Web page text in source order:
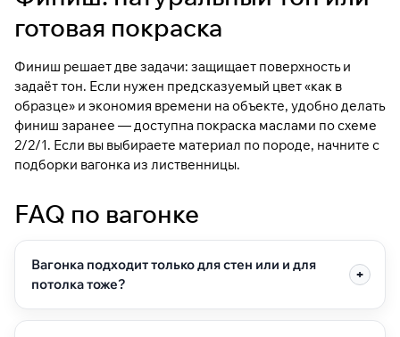
готовая покраска
Финиш решает две задачи: защищает поверхность и
задаёт тон. Если нужен предсказуемый цвет «как в
образце» и экономия времени на объекте, удобно делать
финиш заранее — доступна покраска маслами по схеме
2/2/1. Если вы выбираете материал по породе, начните с
подборки вагонка из лиственницы.
FAQ по вагонке
Вагонка подходит только для стен или и для
потолка тоже?